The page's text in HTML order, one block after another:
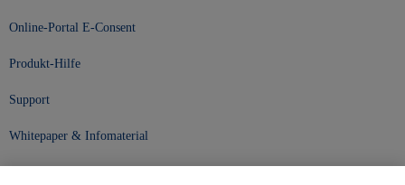
Online-Portal E-Consent
Produkt-Hilfe
Support
Whitepaper & Infomaterial